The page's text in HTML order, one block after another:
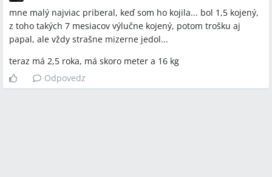
mne malý najviac priberal, keď som ho kojila... bol 1,5 kojený,
z toho takých 7 mesiacov výlučne kojený, potom trošku aj
papal, ale vždy strašne mizerne jedol...
teraz má 2,5 roka, má skoro meter a 16 kg
Odpovedz